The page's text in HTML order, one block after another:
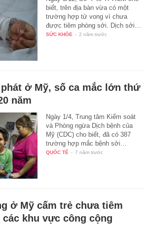
biết, trên địa bàn vừa có một
trường hợp tử vong vì chưa
được tiêm phòng sởi. Dịch sởi…
SỨC KHỎE - 2 năm trước
ở Mỹ, số ca mắc lớn thứ
năm
Ngày 1/4, Trung tâm Kiểm soát
và Phòng ngừa Dịch bệnh của
Mỹ (CDC) cho biết, đã có 387
trường hợp mắc bệnh sởi…
QUỐC TẾ - 7 năm trước
ở Mỹ cấm trẻ chưa tiêm
khu vực công cộng